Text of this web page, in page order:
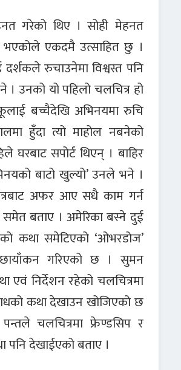
गरेको थिए । सोही मेहनत
एकदमै उत्साहित छु ।
दर्शकले रुचाउनेमा विश्वस्त पनि
। उनको यो पहिलो चलचित्र हो
बच्चैदेखि अभिनयमा रुचि
हुँदा त्यो माहोल नबनेको
घरबाट सपोर्ट थिएन् । बाहिर
बाटो खुल्यो’ उनले भने ।
अफर आए सधै काम गर्न
समेत बताए । अमेरिका बस्ने दुई
कथा समेटिएको ‘ओभरडोज’
गरिएको छ । सुमन
एवं निर्देशन रहेको चलचित्रमा
कथा देखाउन खोजिएको छ
चलचित्रमा फ्रेण्डसिप र
पनि देखाईएको बताए ।